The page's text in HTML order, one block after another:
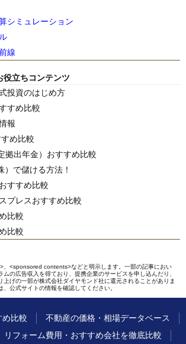
シミュレーション
線
立ちコンテンツ
投資のはじめ方
すめ比較
報
め比較
拠出年金）おすすめ比較
）で儲ける方法！
すすめ比較
プレスおすすめ比較
比較
比較
、<sponsored contents>などと明示します。一部の記事におい
の広告収入を得ており、提携企業のサービスを申し込んだり、
上げの一部が株式会社ダイヤモンド社に還元されることがありま
公式サイトの情報を確認してください。
め比較
不動産の価格・相場データベース
リフォーム費用・おすすめ会社を徹底比較